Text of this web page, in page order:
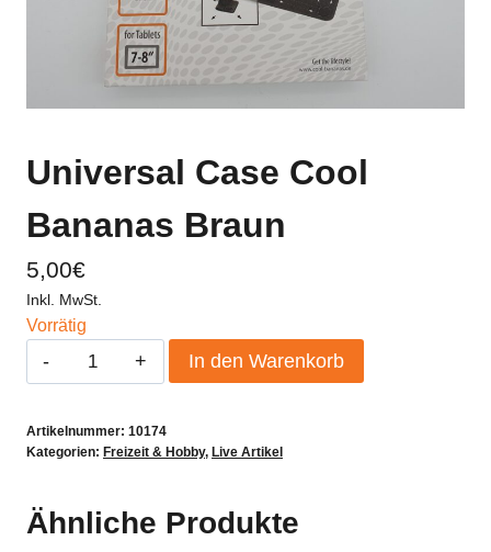
Universal Case Cool
Bananas Braun
5,00€
Inkl. MwSt.
Vorrätig
Universal
Case
Bananas
In den Warenkorb
Artikelnummer: 10174
Kategorien: Freizeit & Hobby, Live Artikel
Ähnliche Produkte